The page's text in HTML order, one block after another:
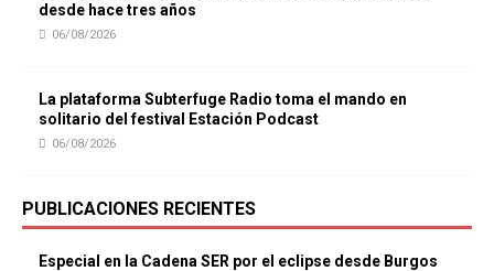
desde hace tres años
06/08/2026
La plataforma Subterfuge Radio toma el mando en
solitario del festival Estación Podcast
06/08/2026
PUBLICACIONES RECIENTES
Especial en la Cadena SER por el eclipse desde Burgos